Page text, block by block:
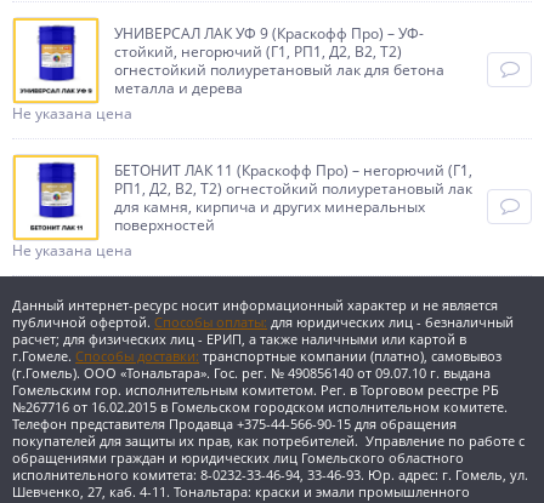
УНИВЕРСАЛ ЛАК УФ 9 (Краскофф Про) – УФ-
стойкий, негорючий (Г1, РП1, Д2, В2, Т2)
огнестойкий полиуретановый лак для бетона
металла и дерева
Не указана цена
БЕТОНИТ ЛАК 11 (Краскофф Про) – негорючий (Г1,
РП1, Д2, В2, Т2) огнестойкий полиуретановый лак
для камня, кирпича и других минеральных
поверхностей
Не указана цена
Данный интернет-ресурс носит информационный характер и не является
публичной офертой. Способы оплаты: для юридических лиц - безналичный
расчет; для физических лиц - ЕРИП, а также наличными или картой в
г.Гомеле. Способы доставки: транспортные компании (платно), самовывоз
(г.Гомель). ООО «Тональтара». Гос. рег. № 490856140 от 09.07.10 г. выдана
Гомельским гор. исполнительным комитетом. Рег. в Торговом реестре РБ
№267716 от 16.02.2015 в Гомельском городском исполнительном комитете.
Телефон представителя Продавца +375-44-566-90-15 для обращения
покупателей для защиты их прав, как потребителей. Управление по работе с
обращениями граждан и юридических лиц Гомельского областного
исполнительного комитета: 8-0232-33-46-94, 33-46-93. Юр. адрес: г. Гомель, ул.
Шевченко, 27, каб. 4-11. Тональтара: краски и эмали промышленного